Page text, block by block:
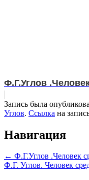
Ф.Г.Углов
Запись была
Углов. Ссылка на
Навигация
← Ф.Г.Углов .Человек
Ф.Г. Углов. Человек